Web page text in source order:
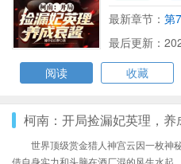
最新章节： 第
员
最后更新：
阅读
收藏
柯南：开局捡漏妃英理，养
世界顶级赏金猎人神宫云因一枚神
借自身实力和头脑在酒厂混的风生水起